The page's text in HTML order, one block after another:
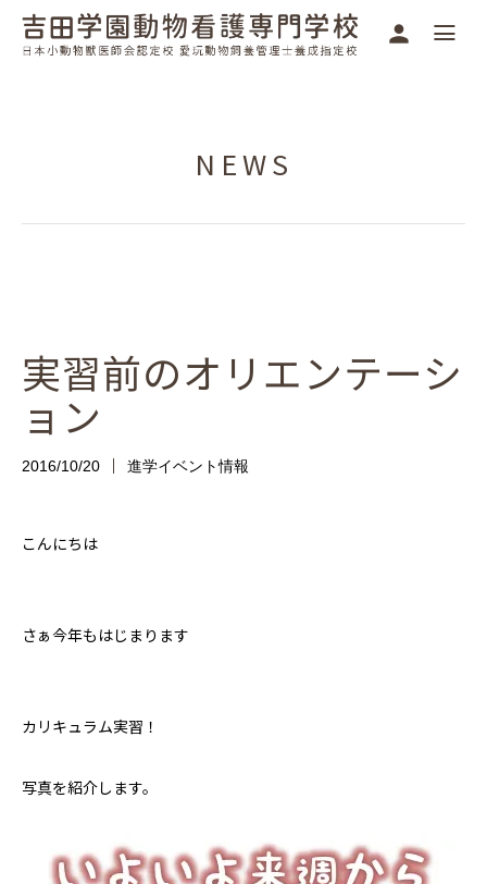
NEWS
実習前のオリエンテーシ
ョン
2016/10/20 進学イベント情報
こんにちは
さぁ今年もはじまります
カリキュラム実習！
写真を紹介します。